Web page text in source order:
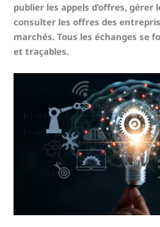
publier les appels d’offres, gérer
consulter les offres des
marchés. Tous les échanges se
et traçables.